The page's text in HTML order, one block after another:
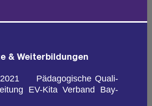
& Wei­ter­bil­dun­gen
2021 Päd­ago­gi­sche Qua­li­
EV-Ki­ta Ver­band Bay­